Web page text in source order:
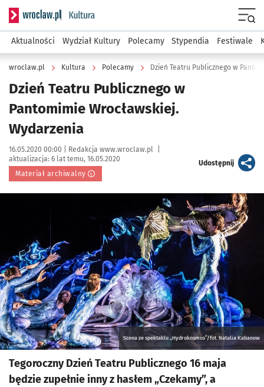
Serwis informacyjny wroclaw.pl podserwis: Kultura
Aktualności Wydział Kultury Polecamy Stypendia Festiwale
wroclaw.pl Kultura Polecamy Dzień Teatru Publicznego w
Dzień Teatru Publicznego w
Pantomimie Wrocławskiej.
Wydarzenia
Data publikacji:
16.05.2020 00:00 | Autor:
Redakcja www.wroclaw.pl
aktualizacja: 6 lat temu, 16.05.2020
Materiał archiwalny
Udostępnijartykuł
Scena ze spektaklu „Hydrokosmos”/fot. Natalia Kabanow
Tegoroczny Dzień Teatru Publicznego 16 maja
będzie zupełnie inny z hasłem „Czekamy”, a